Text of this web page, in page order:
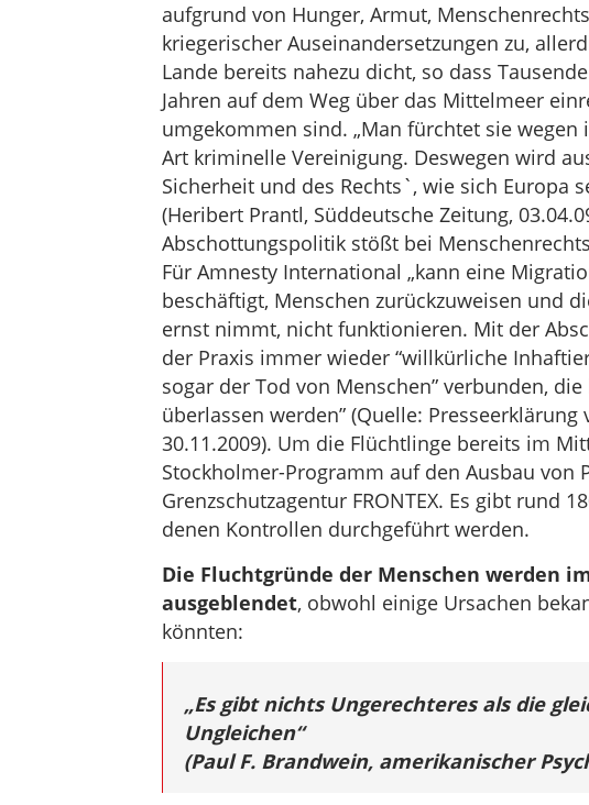
aufgrund von Hunger, Armut,
kriegerischer Auseinandersetzungen zu,
Lande bereits nahezu dicht, so dass
Jahren auf dem Weg über das Mittelmeer
umgekommen sind. „Man fürchtet sie
Art kriminelle Vereinigung. Deswegen wird
Sicherheit und des Rechts`, wie sich Europa
(Heribert Prantl, Süddeutsche Zeitung,
Abschottungspolitik stößt bei
Für Amnesty International „kann eine
beschäftigt, Menschen zurückzuweisen und
ernst nimmt, nicht funktionieren. Mit der
der Praxis immer wieder “willkürliche
sogar der Tod von Menschen” verbunden,
überlassen werden” (Quelle:
30.11.2009). Um die Flüchtlinge bereits im
Stockholmer-Programm auf den Ausbau von
Grenzschutzagentur FRONTEX. Es gibt rund
denen Kontrollen durchgeführt werden.
Die Fluchtgründe der Menschen werden
ausgeblendet, obwohl einige Ursachen
könnten:
„Es gibt nichts Ungerechteres als die
Ungleichen“
(Paul F. Brandwein, amerikanischer